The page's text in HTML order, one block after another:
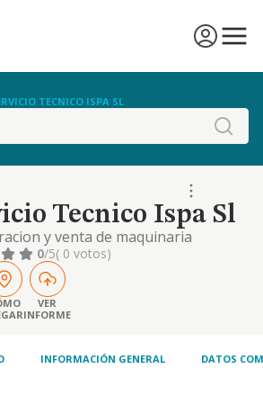
TECNICO ISPA SL
Tecnico Ispa Sl
y venta de maquinaria
0/5( 0 votos)
VER
INFORME
INFORMACIÓN GENERAL DATOS